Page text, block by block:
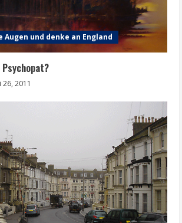
Augen und denke an England
26, 2011